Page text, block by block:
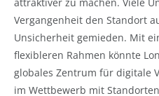
Vergangenheit den Standort
Unsicherheit gemieden. Mit
flexibleren Rahmen könnte
globales Zentrum für digitale
im Wettbewerb mit